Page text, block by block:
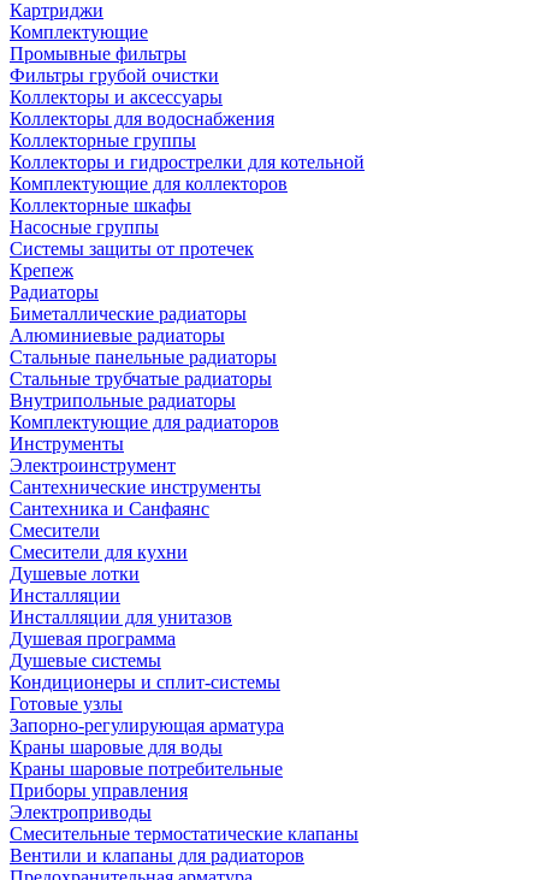
Картриджи
Комплектующие
Промывные фильтры
Фильтры грубой очистки
Коллекторы и аксессуары
Коллекторы для водоснабжения
Коллекторные группы
Коллекторы и гидрострелки для котельной
Комплектующие для коллекторов
Коллекторные шкафы
Насосные группы
Системы защиты от протечек
Крепеж
Радиаторы
Биметаллические радиаторы
Алюминиевые радиаторы
Стальные панельные радиаторы
Стальные трубчатые радиаторы
Внутрипольные радиаторы
Комплектующие для радиаторов
Инструменты
Электроинструмент
Сантехнические инструменты
Сантехника и Санфаянс
Смесители
Смесители для кухни
Душевые лотки
Инсталляции
Инсталляции для унитазов
Душевая программа
Душевые системы
Кондиционеры и сплит-системы
Готовые узлы
Запорно-регулирующая арматура
Краны шаровые для воды
Краны шаровые потребительные
Приборы управления
Электроприводы
Смесительные термостатические клапаны
Вентили и клапаны для радиаторов